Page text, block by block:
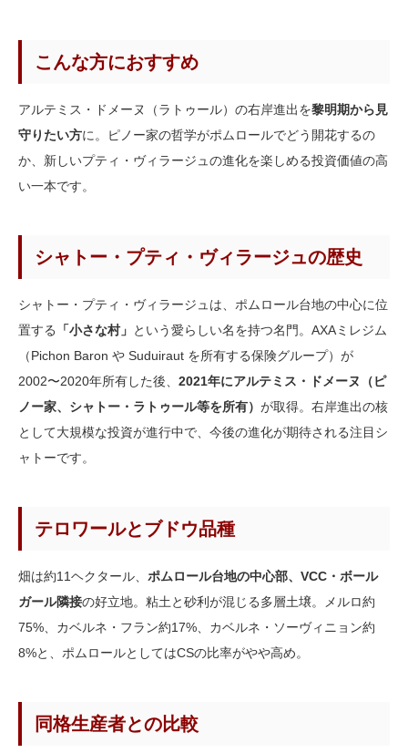
こんな方におすすめ
アルテミス・ドメーヌ（ラトゥール）の右岸進出を黎明期から見
守りたい方に。ピノー家の哲学がポムロールでどう開花するの
か、新しいプティ・ヴィラージュの進化を楽しめる投資価値の高
い一本です。
シャトー・プティ・ヴィラージュの歴史
シャトー・プティ・ヴィラージュは、ポムロール台地の中心に位
置する
「小さな村」 という愛らしい名を持つ名門。AXAミレジム
（Pichon Baron や Suduiraut を所有する保険グループ）が
2002〜2020年所有した後、 2021年にアルテミス・ドメーヌ（ピ
ノー家、シャトー・ラトゥール等を所有） が取得。右岸進出の核
として大規模な投資が進行中で、今後の進化が期待される注目シ
ャトーです。
テロワールとブドウ品種
畑は約11ヘクタール、 ポムロール台地の中心部、VCC・ボール
ガール隣接の好立地。粘土と砂利が混じる多層土壌。メルロ約
75%、カベルネ・フラン約17%、カベルネ・ソーヴィニョン約
8%と、ポムロールとしてはCSの比率がやや高め。
同格生産者との比較